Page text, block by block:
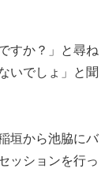
すか？」と尋ね
いでしょ」と聞
垣から池脇にバ
ッションを行っ